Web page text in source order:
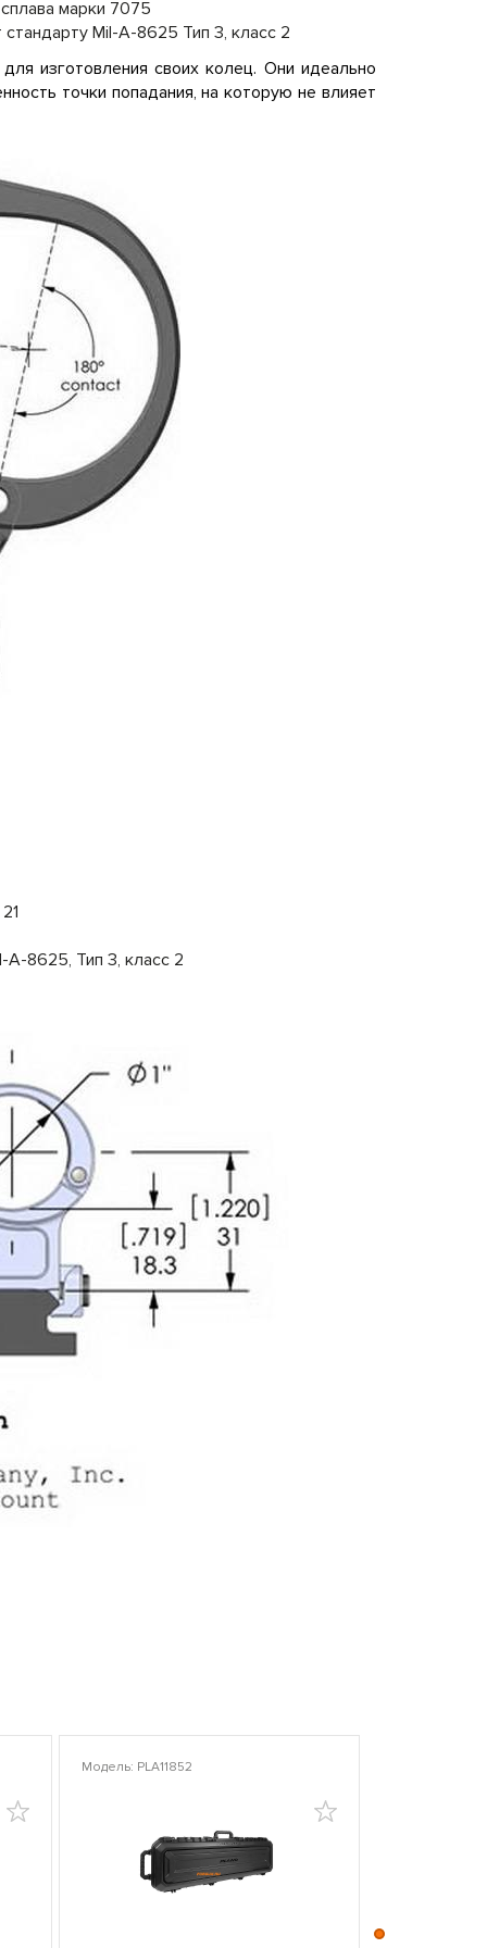
марки 7075
Mil-A-8625 Тип 3, класс 2
изготовления своих колец. Они идеально
точки попадания, на которую не влияет
8625, Тип 3, класс 2
Модель: PLA11852